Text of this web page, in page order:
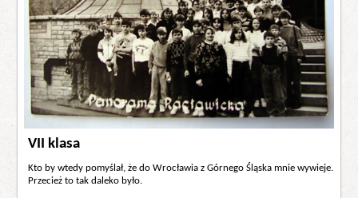
VII klasa
Kto by wtedy pomyślał, że do Wrocławia z Górnego Śląska mnie wywieje.
Przecież to tak daleko było.